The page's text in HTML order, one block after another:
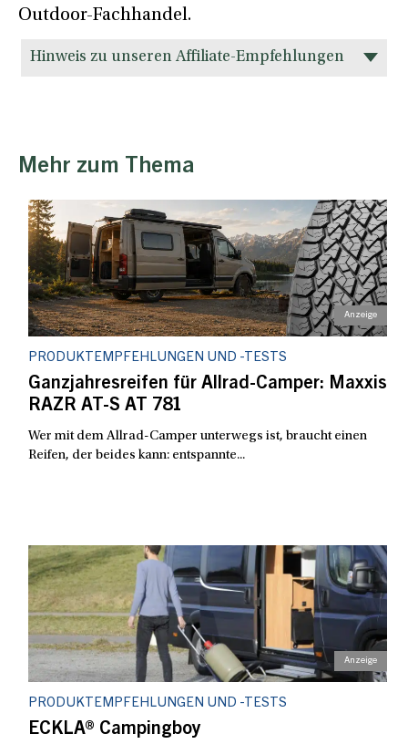
Outdoor-Fachhandel.
Hinweis zu unseren Affiliate-Empfehlungen
Mehr zum Thema
PRODUKTEMPFEHLUNGEN UND -TESTS
Ganzjahresreifen für Allrad-Camper: Maxxis
RAZR AT-S AT 781
Wer mit dem Allrad-Camper unterwegs ist, braucht einen
Reifen, der beides kann: entspannte...
PRODUKTEMPFEHLUNGEN UND -TESTS
ECKLA® Campingboy